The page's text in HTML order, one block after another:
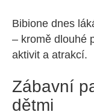
Bibione dnes
– kromě dlouhé
aktivit a atrakcí.
Zábavní
dětmi